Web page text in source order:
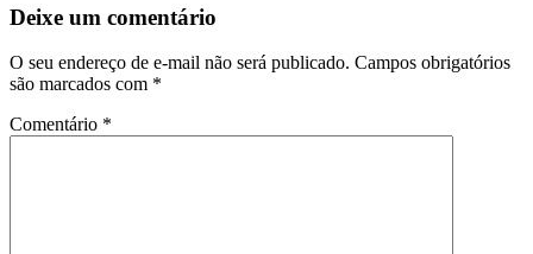
Deixe um comentário
O seu endereço de e-mail não será publicado. Campos obrigatórios
são marcados com *
Comentário *